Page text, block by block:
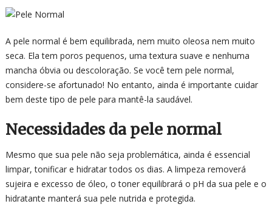
A pele normal é bem equilibrada, nem muito oleosa nem muito
seca. Ela tem poros pequenos, uma textura suave e nenhuma
mancha óbvia ou descoloração. Se você tem pele normal,
considere-se afortunado! No entanto, ainda é importante cuidar
bem deste tipo de pele para mantê-la saudável.
Necessidades da pele normal
Mesmo que sua pele não seja problemática, ainda é essencial
limpar, tonificar e hidratar todos os dias. A limpeza removerá
sujeira e excesso de óleo, o toner equilibrará o pH da sua pele e o
hidratante manterá sua pele nutrida e protegida.